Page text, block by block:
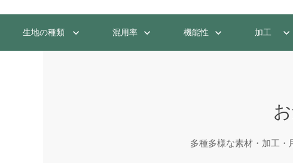
生地の種類 混用率 機能性 加工
多種多様な素材・加工・